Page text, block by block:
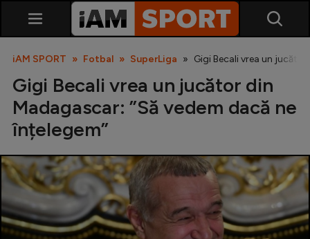
SuperLiga
Liga 2
Cupa României
iAM SPORT Fotbal SuperLiga Gigi Becali vrea un
Gigi Becali vrea un jucător din
Madagascar: ”Să vedem dacă ne
înțelegem”